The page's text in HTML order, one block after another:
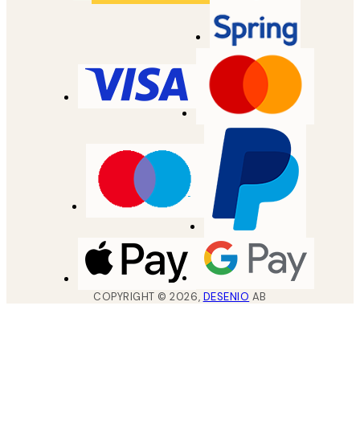
COPYRIGHT ©2026, DESENIO AB